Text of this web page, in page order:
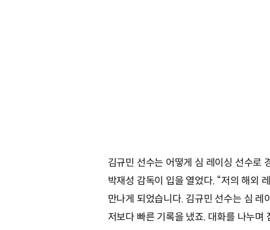
김규민 선수는 어떻게 심 레이싱 선수로
박재성 감독이 입을 열었다. “저의 해외
만나게 되었습니다. 김규민 선수는 심
저보다 빠른 기록을 냈죠. 대화를 나누며